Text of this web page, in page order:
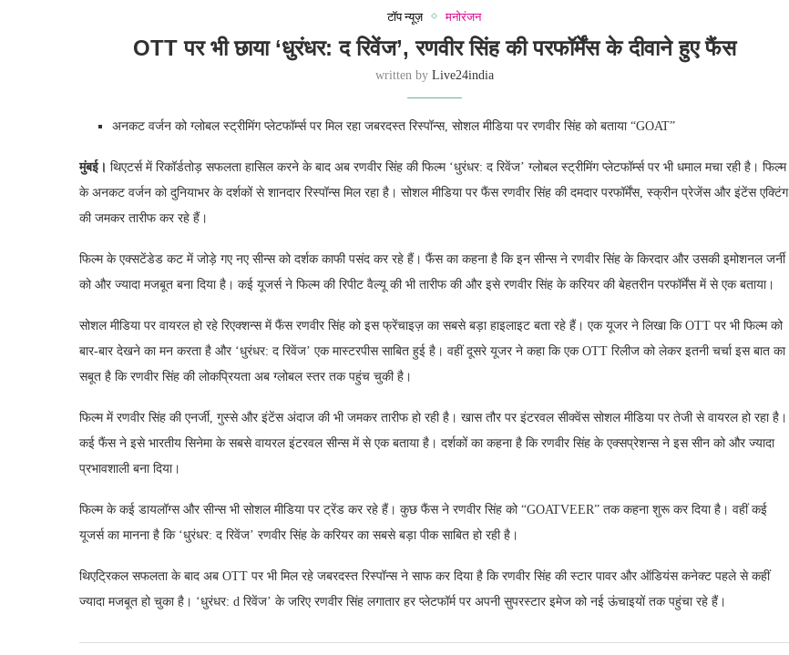
टॉप न्यूज़ मनोरंजन
OTT पर भी छाया ‘धुरंधर: द रिवेंज’, रणवीर सिंह की परफॉर्मेंस के दीवाने हुए फैंस
written by Live24india
अनकट वर्जन को ग्लोबल स्ट्रीमिंग प्लेटफॉर्म्स पर मिल रहा जबरदस्त रिस्पॉन्स, सोशल मीडिया पर रणवीर सिंह को बताया “GOAT”
मुंबई। थिएटर्स में रिकॉर्डतोड़ सफलता हासिल करने के बाद अब रणवीर सिंह की फिल्म ‘धुरंधर: द रिवेंज’ ग्लोबल स्ट्रीमिंग प्लेटफॉर्म्स पर भी धमाल मचा रही है। फिल्म
के अनकट वर्जन को दुनियाभर के दर्शकों से शानदार रिस्पॉन्स मिल रहा है। सोशल मीडिया पर फैंस रणवीर सिंह की दमदार परफॉर्मेंस, स्क्रीन प्रेजेंस और इंटेंस एक्टिंग
की जमकर तारीफ कर रहे हैं।
फिल्म के एक्सटेंडेड कट में जोड़े गए नए सीन्स को दर्शक काफी पसंद कर रहे हैं। फैंस का कहना है कि इन सीन्स ने रणवीर सिंह के किरदार और उसकी इमोशनल जर्नी
को और ज्यादा मजबूत बना दिया है। कई यूजर्स ने फिल्म की रिपीट वैल्यू की भी तारीफ की और इसे रणवीर सिंह के करियर की बेहतरीन परफॉर्मेंस में से एक बताया।
सोशल मीडिया पर वायरल हो रहे रिएक्शन्स में फैंस रणवीर सिंह को इस फ्रेंचाइज़ का सबसे बड़ा हाइलाइट बता रहे हैं। एक यूजर ने लिखा कि OTT पर भी फिल्म को
बार-बार देखने का मन करता है और ‘धुरंधर: द रिवेंज’ एक मास्टरपीस साबित हुई है। वहीं दूसरे यूजर ने कहा कि एक OTT रिलीज को लेकर इतनी चर्चा इस बात का
सबूत है कि रणवीर सिंह की लोकप्रियता अब ग्लोबल स्तर तक पहुंच चुकी है।
फिल्म में रणवीर सिंह की एनर्जी, गुस्से और इंटेंस अंदाज की भी जमकर तारीफ हो रही है। खास तौर पर इंटरवल सीक्वेंस सोशल मीडिया पर तेजी से वायरल हो रहा है।
कई फैंस ने इसे भारतीय सिनेमा के सबसे वायरल इंटरवल सीन्स में से एक बताया है। दर्शकों का कहना है कि रणवीर सिंह के एक्सप्रेशन्स ने इस सीन को और ज्यादा
प्रभावशाली बना दिया।
फिल्म के कई डायलॉग्स और सीन्स भी सोशल मीडिया पर ट्रेंड कर रहे हैं। कुछ फैंस ने रणवीर सिंह को “GOATVEER” तक कहना शुरू कर दिया है। वहीं कई
यूजर्स का मानना है कि ‘धुरंधर: द रिवेंज’ रणवीर सिंह के करियर का सबसे बड़ा पीक साबित हो रही है।
थिएट्रिकल सफलता के बाद अब OTT पर भी मिल रहे जबरदस्त रिस्पॉन्स ने साफ कर दिया है कि रणवीर सिंह की स्टार पावर और ऑडियंस कनेक्ट पहले से कहीं
ज्यादा मजबूत हो चुका है। ‘धुरंधर: d रिवेंज’ के जरिए रणवीर सिंह लगातार हर प्लेटफॉर्म पर अपनी सुपरस्टार इमेज को नई ऊंचाइयों तक पहुंचा रहे हैं।